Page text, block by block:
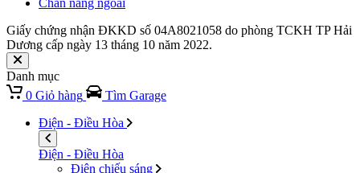
Giấy chứng nhận ĐKKD số 04A8021058 do phòng TCKH TP Hải
Dương cấp ngày 13 tháng 10 năm 2022.
Danh mục
0 Giỏ hàng
Tìm Garage
Điện - Điều Hòa
Điện - Điều Hòa
Điện chiếu sáng